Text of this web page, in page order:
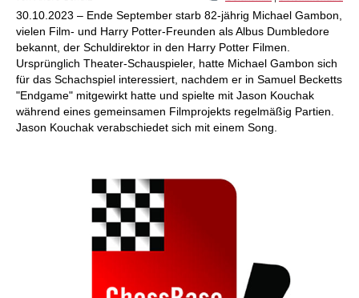
30.10.2023 – Ende September starb 82-jährig Michael Gambon,
vielen Film- und Harry Potter-Freunden als Albus Dumbledore
bekannt, der Schuldirektor in den Harry Potter Filmen.
Ursprünglich Theater-Schauspieler, hatte Michael Gambon sich
für das Schachspiel interessiert, nachdem er in Samuel Becketts
"Endgame" mitgewirkt hatte und spielte mit Jason Kouchak
während eines gemeinsamen Filmprojekts regelmäßig Partien.
Jason Kouchak verabschiedet sich mit einem Song.